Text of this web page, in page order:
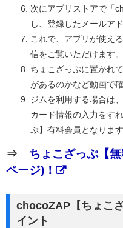
次にアプリストアで「
し、登録したメールア
これで、アプリが使え
信をご覧いただけます。
ちょこざっぷに置かれ
があるのかなど動画で
ジムを利用する場合は
カード情報の入力をす
ぷ】有料会員となります
⇒ ちょこざっぷ【
ページ)！
chocoZAP【ちょこ
イント